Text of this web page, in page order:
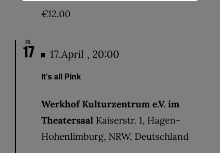
€12.00
Fr.
17
It’s all Pink
Hervorgehoben
17.April , 20:00
Werkhof Kulturzentrum e.V. im
Theatersaal Kaiserstr. 1, Hagen-
Hohenlimburg, NRW, Deutschland